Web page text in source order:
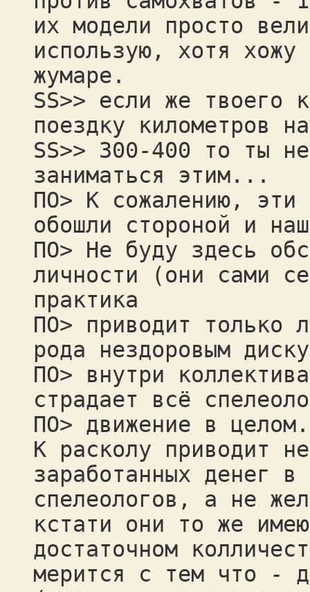
их модели просто
использую, хотя
жумаре.
SS>> если же твоего
поездку километров на
SS>> 300-400 то ты
заниматься этим...
ПО> К сожалению, эти
обошли стороной и
ПО> Не буду здесь
личности (они сами
практика
ПО> приводит только
рода нездоровым
ПО> внутри
страдает всё
ПО> движение в целом.
К расколу приводит
заработанных денег в
спелеологов, а не
кстати они то же
достаточном
мерится с тем что -